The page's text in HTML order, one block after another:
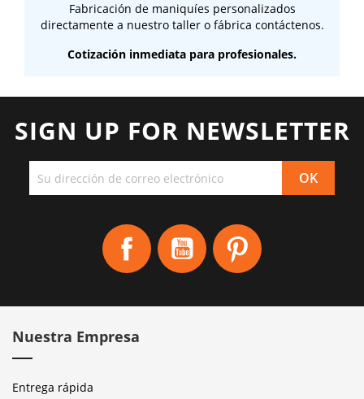
Fabricación de maniquíes personalizados
directamente a nuestro taller o fábrica contáctenos.
Cotización inmediata para profesionales.
SIGN UP FOR NEWSLETTER
Facebook YouTube
Nuestra Empresa
Entrega rápida